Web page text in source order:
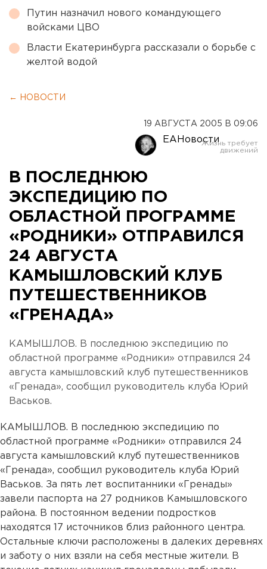
Путин назначил нового командующего
войсками ЦВО
Власти Екатеринбурга рассказали о борьбе с
желтой водой
← НОВОСТИ
19 АВГУСТА 2005 В 09:06
ЕАНовости
В ПОСЛЕДНЮЮ
ЭКСПЕДИЦИЮ ПО
ОБЛАСТНОЙ ПРОГРАММЕ
«РОДНИКИ» ОТПРАВИЛСЯ
24 АВГУСТА
КАМЫШЛОВСКИЙ КЛУБ
ПУТЕШЕСТВЕННИКОВ
«ГРЕНАДА»
КАМЫШЛОВ. В последнюю экспедицию по
областной программе «Родники» отправился 24
августа камышловский клуб путешественников
«Гренада», сообщил руководитель клуба Юрий
Васьков.
КАМЫШЛОВ. В последнюю экспедицию по
областной программе «Родники» отправился 24
августа камышловский клуб путешественников
«Гренада», сообщил руководитель клуба Юрий
Васьков. За пять лет воспитанники «Гренады»
завели паспорта на 27 родников Камышловского
района. В постоянном ведении подростков
находятся 17 источников близ районного центра.
Остальные ключи расположены в далеких деревнях
и заботу о них взяли на себя местные жители. В